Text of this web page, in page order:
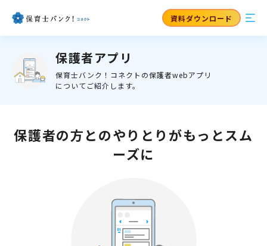
資料ダウンロード
保護者アプリ
保育士バンク！コネクトの保護者webアプリ
についてご紹介します。
保護者の方とのやりとりがもっとスム
ーズに